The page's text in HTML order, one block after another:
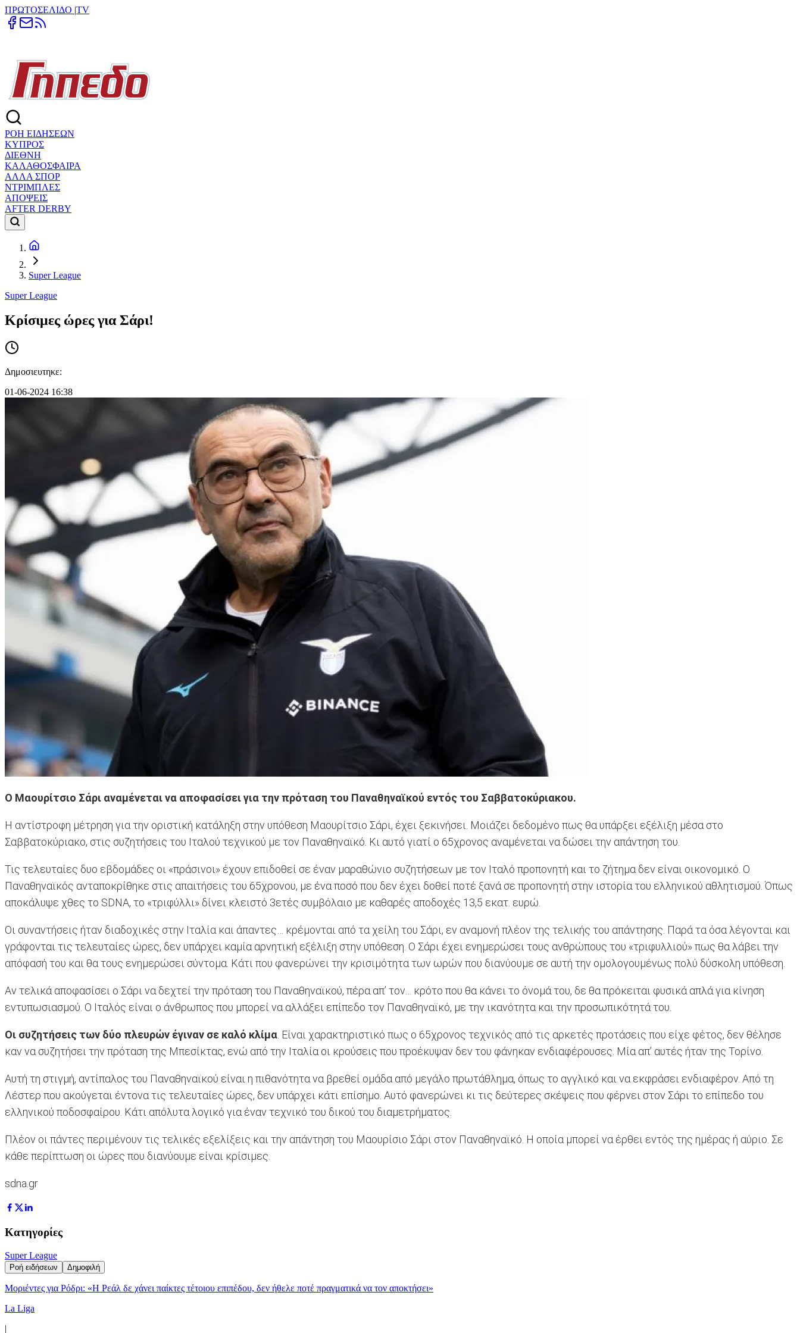
ΠΡΩΤΟΣΕΛΙΔΟ |TV
ΡΟΗ ΕΙΔΗΣΕΩΝ
ΚΥΠΡΟΣ
ΔΙΕΘΝΗ
ΚΑΛΑΘΟΣΦΑΙΡΑ
ΑΛΛΑ ΣΠΟΡ
ΝΤΡΙΜΠΛΕΣ
ΑΠΟΨΕΙΣ
AFTER DERBY
Super League
Super League
Κρίσιμες ώρες για Σάρι!
Δημοσιευτηκε:
01-06-2024 16:38
Ο Μαουρίτσιο Σάρι αναμένεται να αποφασίσει για την πρόταση του Παναθηναϊκού εντός του Σαββατοκύριακου.
Η αντίστροφη μέτρηση για την οριστική κατάληξη στην υπόθεση Μαουρίτσιο Σάρι, έχει ξεκινήσει. Μοιάζει δεδομένο πως θα υπάρξει εξέλιξη μέσα στο
Σαββατοκύριακο, στις συζητήσεις του Ιταλού τεχνικού με τον Παναθηναϊκό. Κι αυτό γιατί ο 65χρονος αναμένεται να δώσει την απάντηση του.
Τις τελευταίες δυο εβδομάδες οι «πράσινοι» έχουν επιδοθεί σε έναν μαραθώνιο συζητήσεων με τον Ιταλό προπονητή και το ζήτημα δεν είναι οικονομικό. Ο
Παναθηναϊκός ανταποκρίθηκε στις απαιτήσεις του 65χρονου, με ένα ποσό που δεν έχει δοθεί ποτέ ξανά σε προπονητή στην ιστορία του ελληνικού αθλητισμού. Όπως
αποκάλυψε χθες το SDNA, το «τριφύλλι» δίνει κλειστό 3ετές συμβόλαιο με καθαρές αποδοχές 13,5 εκατ. ευρώ.
Οι συναντήσεις ήταν διαδοχικές στην Ιταλία και άπαντες… κρέμονται από τα χείλη του Σάρι, εν αναμονή πλέον της τελικής του απάντησης. Παρά τα όσα λέγονται και
γράφονται τις τελευταίες ώρες, δεν υπάρχει καμία αρνητική εξέλιξη στην υπόθεση. Ο Σάρι έχει ενημερώσει τους ανθρώπους του «τριφυλλιού» πως θα λάβει την
απόφασή του και θα τους ενημερώσει σύντομα. Κάτι που φανερώνει την κρισιμότητα των ωρών που διανύουμε σε αυτή την ομολογουμένως πολύ δύσκολη υπόθεση.
Αν τελικά αποφασίσει ο Σάρι να δεχτεί την πρόταση του Παναθηναϊκού, πέρα απ’ τον… κρότο που θα κάνει το όνομά του, δε θα πρόκειται φυσικά απλά για κίνηση
εντυπωσιασμού. Ο Ιταλός είναι ο άνθρωπος που μπορεί να αλλάξει επίπεδο τον Παναθηναϊκό, με την ικανότητα και την προσωπικότητά του.
Οι συζητήσεις των δύο πλευρών έγιναν σε καλό κλίμα. Είναι χαρακτηριστικό πως ο 65χρονος τεχνικός από τις αρκετές προτάσεις που είχε φέτος, δεν θέλησε
καν να συζητήσει την πρόταση της Μπεσίκτας, ενώ από την Ιταλία οι κρούσεις που προέκυψαν δεν του φάνηκαν ενδιαφέρουσες. Μία απ’ αυτές ήταν της Τορίνο.
Αυτή τη στιγμή, αντίπαλος του Παναθηναϊκού είναι η πιθανότητα να βρεθεί ομάδα από μεγάλο πρωτάθλημα, όπως το αγγλικό και να εκφράσει ενδιαφέρον. Από τη
Λέστερ που ακούγεται έντονα τις τελευταίες ώρες, δεν υπάρχει κάτι επίσημο. Αυτό φανερώνει κι τις δεύτερες σκέψεις που φέρνει στον Σάρι το επίπεδο του
ελληνικού ποδοσφαίρου. Κάτι απόλυτα λογικό για έναν τεχνικό του δικού του διαμετρήματος.
Πλέον οι πάντες περιμένουν τις τελικές εξελίξεις και την απάντηση του Μαουρίσιο Σάρι στον Παναθηναϊκό. Η οποία μπορεί να έρθει εντός της ημέρας ή αύριο. Σε
κάθε περίπτωση οι ώρες που διανύουμε είναι κρίσιμες.
sdna.gr
Κατηγορίες
Super League
Ροή ειδήσεων Δημοφιλή
Μοριέντες για Ρόδρι: «Η Ρεάλ δε χάνει παίκτες τέτοιου επιπέδου, δεν ήθελε ποτέ πραγματικά να τον αποκτήσει»
La Liga
|